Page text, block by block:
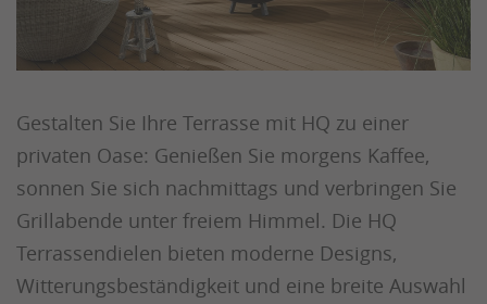
Gestalten Sie Ihre Terrasse mit HQ zu einer
privaten Oase: Genießen Sie morgens Kaffee,
sonnen Sie sich nachmittags und verbringen Sie
Grillabende unter freiem Himmel. Die HQ
Terrassendielen bieten moderne Designs,
Witterungsbeständigkeit und eine breite Auswahl